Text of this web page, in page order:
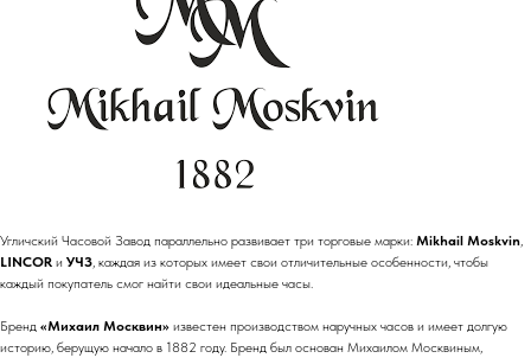
Угличский Часовой Завод параллельно развивает три торговые марки: Mikhail Moskvin,
LINCOR и УЧЗ, каждая из которых имеет свои отличительные особенности, чтобы
каждый покупатель смог найти свои идеальные часы.
Бренд «Михаил Москвин» известен производством наручных часов и имеет долгую
историю, берущую начало в 1882 году. Бренд был основан Михаилом Москвиным,